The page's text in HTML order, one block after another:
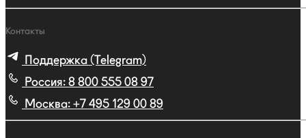
Контакты
Поддержка (Telegram)
Россия: 8 800 555 08 97
Москва: +7 495 129 00 89